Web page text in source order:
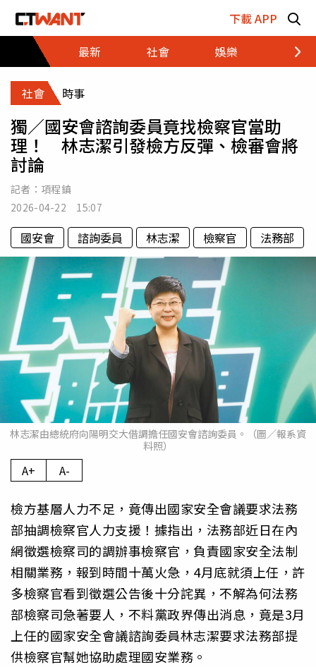
下載 APP
最新
社會 娛樂 財經
社會 時事
獨／國安會諮詢委員竟找檢察官當助
理！ 林志潔引發檢方反彈、檢審會將
討論
記者： 項程鎮
2026-04-22 15:07
國安會 諮詢委員 林志潔 檢察官 法務部
林志潔由總統府向陽明交大借調擔任國安會諮詢委員。（圖／報系資
料照）
A+ A-
檢方基層人力不足，竟傳出國家安全會議要求法務
部抽調檢察官人力支援！據指出，法務部近日在內
網徵選檢察司的調辦事檢察官，負責國家安全法制
相關業務，報到時間十萬火急，4月底就須上任，許
多檢察官看到徵選公告後十分詫異，不解為何法務
部檢察司急著要人，不料黨政界傳出消息，竟是3月
上任的國家安全會議諮詢委員林志潔要求法務部提
供檢察官幫她協助處理國安業務。